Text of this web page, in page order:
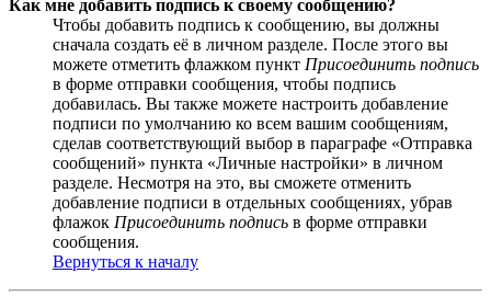
Как мне добавить подпись к своему сообщению?
Чтобы добавить подпись к сообщению, вы должны
сначала создать её в личном разделе. После этого вы
можете отметить флажком пункт Присоединить подпись
в форме отправки сообщения, чтобы подпись
добавилась. Вы также можете настроить добавление
подписи по умолчанию ко всем вашим сообщениям,
сделав соответствующий выбор в параграфе «Отправка
сообщений» пункта «Личные настройки» в личном
разделе. Несмотря на это, вы сможете отменить
добавление подписи в отдельных сообщениях, убрав
флажок Присоединить подпись в форме отправки
сообщения.
Вернуться к началу